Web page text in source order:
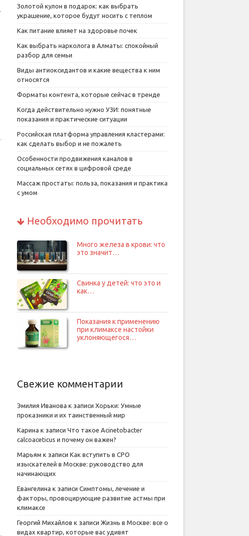
Золотой кулон в подарок: как выбрать
украшение, которое будут носить с теплом
Как питание влияет на здоровье почек
Как выбрать нарколога в Алматы: спокойный
разбор для семьи
Виды антиоксидантов и какие вещества к ним
относятся
Форматы контента, которые сейчас в тренде
Когда действительно нужно УЗИ: понятные
показания и практические ситуации
Российская платформа управления кластерами:
как сделать выбор и не пожалеть
Особенности продвижения каналов в
социальных сетях в цифровой среде
Массаж простаты: польза, показания и практика
с умом
Необходимо прочитать
Много железа в крови: что
это значит…
Свинка у детей: что это и
как…
Показания к применению
при климаксе настойки
уклоняющегося…
Свежие комментарии
Эмилия Иванова к записи Хорьки: Умные
проказники и их таинственный мир
Карина к записи Что такое Acinetobacter
calcoaceticus и почему он важен?
Марьям к записи Как вступить в СРО
изыскателей в Москве: руководство для
начинающих
Евангелина к записи Симптомы, лечение и
факторы, провоцирующие развитие астмы при
климаксе
Георгий Михайлов к записи Жизнь в Москве: все о
видах квартир, которые вас удивят